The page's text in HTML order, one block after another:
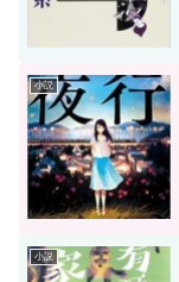
小説
小説